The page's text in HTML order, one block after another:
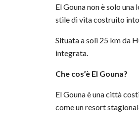
El Gouna non è solo
stile di vita costruito
Situata a soli 25 km da
integrata.
Che cos’è El Gouna?
El Gouna è una città
come un resort